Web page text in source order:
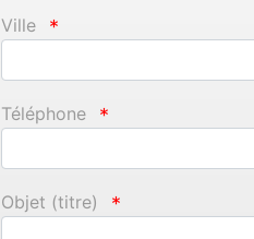
Ville *
Téléphone *
Objet (titre) *